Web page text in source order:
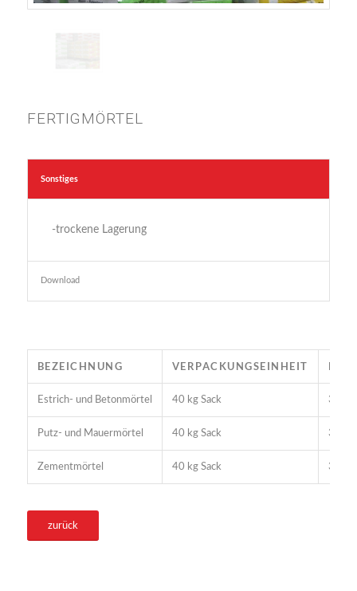
FERTIGMÖRTEL
Sonstiges
-trockene Lagerung
Download
BEZEICHNUNG VERPACKUNGSEINHEIT
Estrich- und Betonmörtel 40 kg Sack 35
Putz- und Mauermörtel 40 kg Sack 35
Zementmörtel 40 kg Sack 35
zurück